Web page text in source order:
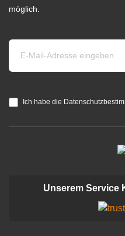
möglich.
Ich habe die
Unserem Service